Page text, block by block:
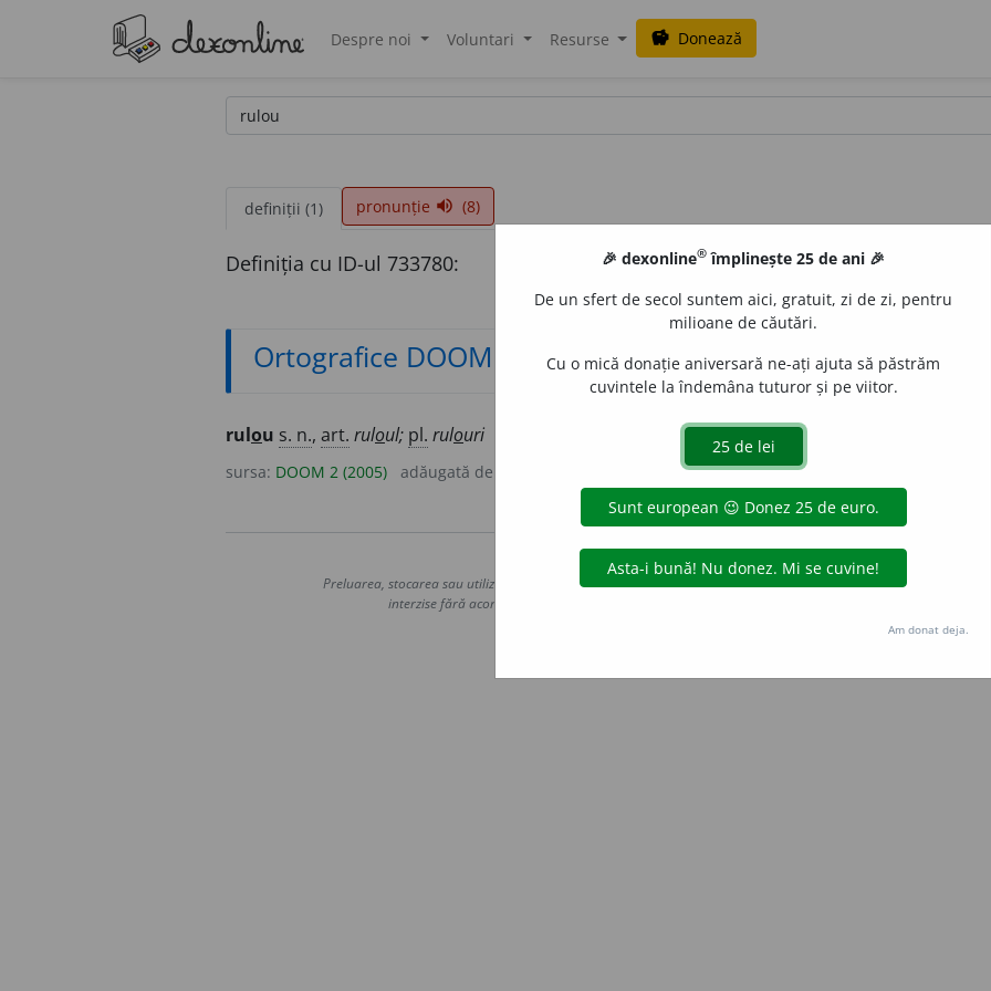
Despre noi Voluntari Resurse savings Donează
definiții (1) pronunție volume_up (8)
Definiția cu ID-ul 733780:
Ortografice DOOM
rulou s. n., art. ruloul; pl. rulouri
sursa: DOOM 2 (2005) adăugată de
Copyright © 2004-2026 dexonline (https://dexonline.ro)
Preluarea, stocarea sau utilizarea datelor de pe acest site, inclusiv prin orice metode de extragere automată
interzise fără acordul nostru prealabil scris, cu excepția seturilor de date oferite oficial spre utilizare
Hosterion
🎉 dexonline® împlinește 25 de ani 🎉
De un sfert de secol suntem aici, gratuit, zi de zi, pentru
milioane de căutări.
Cu o mică donație aniversară ne-ați ajuta să păstrăm
cuvintele la îndemâna tuturor și pe viitor.
Am donat deja.